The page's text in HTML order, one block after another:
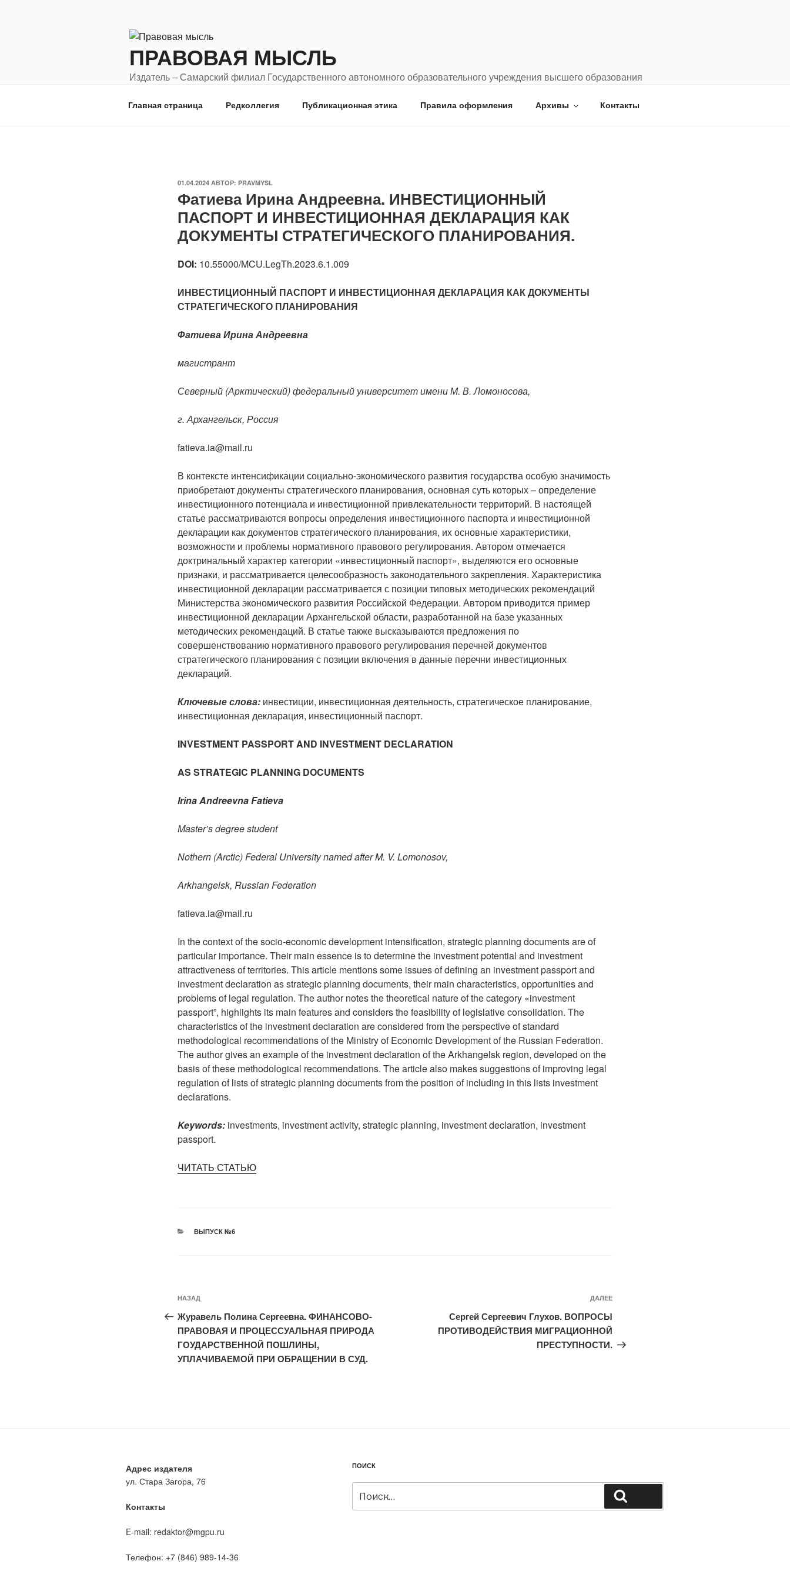
ПРАВОВАЯ МЫСЛЬ
Издатель – Самарский филиал Государственного автономного образовательного учреждения высшего образования
Главная страница Редколлегия Публикационная этика Правила оформления Архивы Контакты
ОПУБЛИКОВАНО
01.04.2024 АВТОР: PRAVMYSL
Фатиева Ирина Андреевна. ИНВЕСТИЦИОННЫЙ
ПАСПОРТ И ИНВЕСТИЦИОННАЯ ДЕКЛАРАЦИЯ КАК
ДОКУМЕНТЫ СТРАТЕГИЧЕСКОГО ПЛАНИРОВАНИЯ.
DOI: 10.55000/MCU.LegTh.2023.6.1.009
ИНВЕСТИЦИОННЫЙ ПАСПОРТ И ИНВЕСТИЦИОННАЯ ДЕКЛАРАЦИЯ КАК ДОКУМЕНТЫ
СТРАТЕГИЧЕСКОГО ПЛАНИРОВАНИЯ
Фатиева Ирина Андреевна
магистрант
Северный (Арктический) федеральный университет имени М. В. Ломоносова,
г. Архангельск, Россия
fatieva.ia@mail.ru
В контексте интенсификации социально-экономического развития государства особую значимость
приобретают документы стратегического планирования, основная суть которых – определение
инвестиционного потенциала и инвестиционной привлекательности территорий. В настоящей
статье рассматриваются вопросы определения инвестиционного паспорта и инвестиционной
декларации как документов стратегического планирования, их основные характеристики,
возможности и проблемы нормативного правового регулирования. Автором отмечается
доктринальный характер категории «инвестиционный паспорт», выделяются его основные
признаки, и рассматривается целесообразность законодательного закрепления. Характеристика
инвестиционной декларации рассматривается с позиции типовых методических рекомендаций
Министерства экономического развития Российской Федерации. Автором приводится пример
инвестиционной декларации Архангельской области, разработанной на базе указанных
методических рекомендаций. В статье также высказываются предложения по
совершенствованию нормативного правового регулирования перечней документов
стратегического планирования с позиции включения в данные перечни инвестиционных
деклараций.
Ключевые слова: инвестиции, инвестиционная деятельность, стратегическое планирование,
инвестиционная декларация, инвестиционный паспорт.
INVESTMENT PASSPORT AND INVESTMENT DECLARATION
AS STRATEGIC PLANNING DOCUMENTS
Irina Andreevna Fatieva
Master’s degree student
Nothern (Arctic) Federal University named after M. V. Lomonosov,
Arkhangelsk, Russian Federation
fatieva.ia@mail.ru
In the context of the socio-economic development intensification, strategic planning documents are of
particular importance. Their main essence is to determine the investment potential and investment
attractiveness of territories. This article mentions some issues of defining an investment passport and
investment declaration as strategic planning documents, their main characteristics, opportunities and
problems of legal regulation. The author notes the theoretical nature of the category «investment
passport”, highlights its main features and considers the feasibility of legislative consolidation. The
characteristics of the investment declaration are considered from the perspective of standard
methodological recommendations of the Ministry of Economic Development of the Russian Federation.
The author gives an example of the investment declaration of the Arkhangelsk region, developed on the
basis of these methodological recommendations. The article also makes suggestions of improving legal
regulation of lists of strategic planning documents from the position of including in this lists investment
declarations.
Keywords: investments, investment activity, strategic planning, investment declaration, investment
passport.
ЧИТАТЬ СТАТЬЮ
РУБРИКИ
ВЫПУСК №6
Навигация
по
записям
Предыдущая
запись:
НАЗАД
Журавель Полина Сергеевна. ФИНАНСОВО-
ПРАВОВАЯ И ПРОЦЕССУАЛЬНАЯ ПРИРОДА
ГОУДАРСТВЕННОЙ ПОШЛИНЫ,
УПЛАЧИВАЕМОЙ ПРИ ОБРАЩЕНИИ В СУД.
Следующая
ДАЛЕЕ
Сергей Сергеевич Глухов. ВОПРОСЫ
ПРОТИВОДЕЙСТВИЯ МИГРАЦИОННОЙ
ПРЕСТУПНОСТИ.
Адрес издателя
ул. Стара Загора, 76
Контакты
E-mail: redaktor@mgpu.ru
Телефон: +7 (846) 989-14-36
ПОИСК